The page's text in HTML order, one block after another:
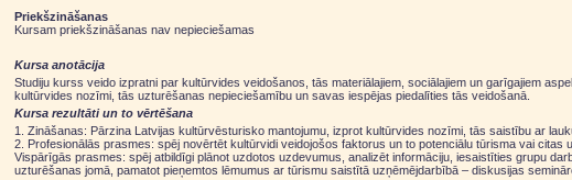
Priekšzināšanas
Kursam priekšzināšanas nav nepieciešamas
Kursa anotācija
Studiju kurss veido izpratni par kultūrvides veidošanos, tās materiālajiem, sociālajiem un garīgajiem
kultūrvides nozīmi, tās uzturēšanas nepieciešamību un savas iespējas piedalīties tās veidošanā.
Kursa rezultāti un to vērtēšana
1. Zināšanas: Pārzina Latvijas kultūrvēsturisko mantojumu, izprot kultūrvides nozīmi, tās saistību ar
2. Profesionālās prasmes: spēj novērtēt kultūrvidi veidojošos faktorus un to potenciālu tūrisma vai
Vispārīgās prasmes: spēj atbildīgi plānot uzdotos uzdevumus, analizēt informāciju, iesaistīties grupu
uzturēšanas jomā, pamatot pieņemtos lēmumus ar tūrismu saistītā uzņēmējdarbībā – diskusijas